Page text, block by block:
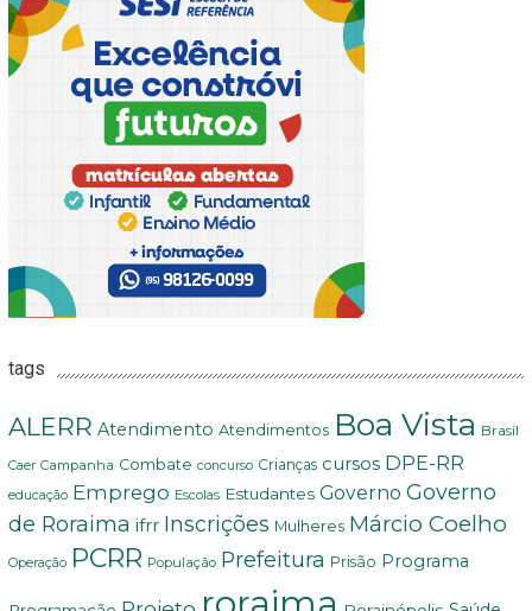
tags
ALERR Atendimento Atendimentos Boa Vista Brasil
Caer Campanha Combate concurso Crianças cursos DPE-RR
educação Emprego Escolas Estudantes Governo Governo
de Roraima ifrr Inscrições Mulheres Márcio Coelho
Operação PCRR População Prefeitura Prisão Programa